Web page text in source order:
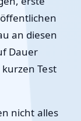
an diesen
Dauer
Test
nicht alles